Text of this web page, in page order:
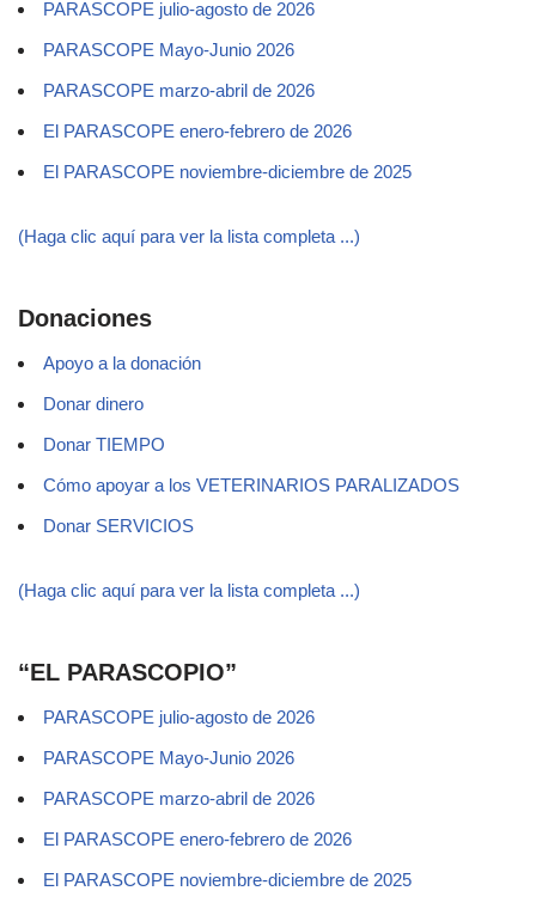
PARASCOPE julio-agosto de 2026
PARASCOPE Mayo-Junio 2026
PARASCOPE marzo-abril de 2026
El PARASCOPE enero-febrero de 2026
El PARASCOPE noviembre-diciembre de 2025
(Haga clic aquí para ver la lista completa ...)
Donaciones
Apoyo a la donación
Donar dinero
Donar TIEMPO
Cómo apoyar a los VETERINARIOS PARALIZADOS
Donar SERVICIOS
(Haga clic aquí para ver la lista completa ...)
“EL PARASCOPIO”
PARASCOPE julio-agosto de 2026
PARASCOPE Mayo-Junio 2026
PARASCOPE marzo-abril de 2026
El PARASCOPE enero-febrero de 2026
El PARASCOPE noviembre-diciembre de 2025